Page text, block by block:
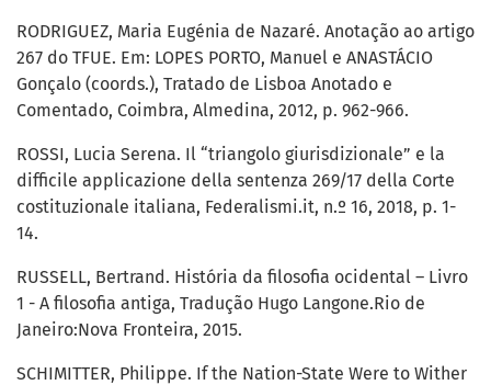
RODRIGUEZ, Maria Eugénia de Nazaré. Anotação ao artigo
267 do TFUE. Em: LOPES PORTO, Manuel e ANASTÁCIO
Gonçalo (coords.), Tratado de Lisboa Anotado e
Comentado, Coimbra, Almedina, 2012, p. 962-966.
ROSSI, Lucia Serena. Il “triangolo giurisdizionale” e la
difficile applicazione della sentenza 269/17 della Corte
costituzionale italiana, Federalismi.it, n.º 16, 2018, p. 1-
14.
RUSSELL, Bertrand. História da filosofia ocidental – Livro
1 - A filosofia antiga, Tradução Hugo Langone.Rio de
Janeiro:Nova Fronteira, 2015.
SCHIMITTER, Philippe. If the Nation-State Were to Wither